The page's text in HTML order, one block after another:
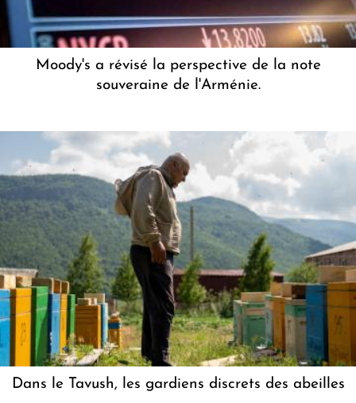
Moody's a révisé la perspective de la note
souveraine de l'Arménie.
Dans le Tavush, les gardiens discrets des abeilles